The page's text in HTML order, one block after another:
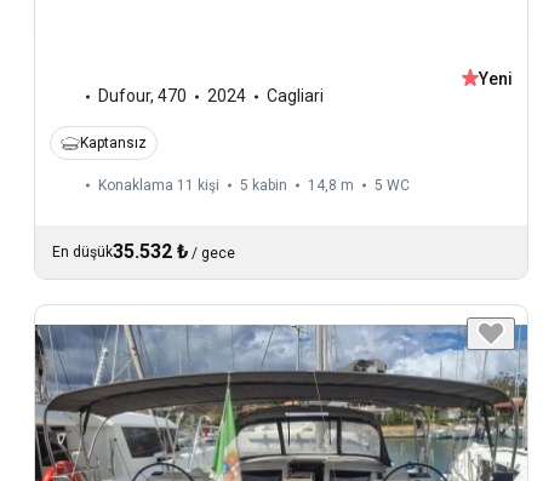
Dufour, 470 2024 Cagliari
Yeni
Kaptansız
Konaklama 11 kişi 5 kabin 14,8 m 5 WC
En düşük35.532 ₺ / gece